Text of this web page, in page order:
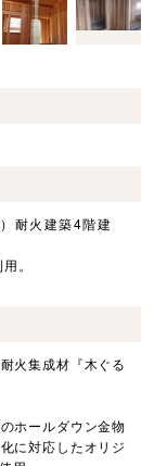
耐火建築4階建
。
火集成材『木ぐる
ホールダウン金物
に対応したオリジ